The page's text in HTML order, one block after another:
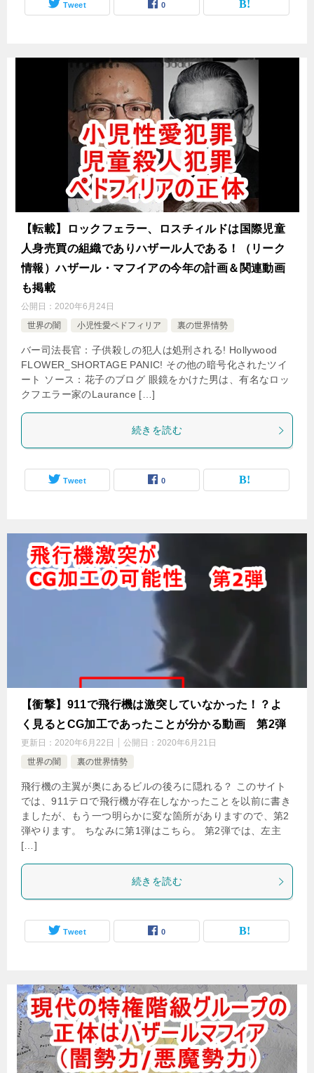
Tweet 0
【転載】ロックフェラー、ロスチィルドは国際児童
人身売買の組織でありハザール人である！（リーク
情報）ハザール・マフイアの今年の計画＆関連動画
も掲載
公開日： 2020年6月24日
世界の闇
小児性愛ペドフィリア 裏の世界情勢
バー司法長官：子供殺しの犯人は処刑される! Hollywood
FLOWER_SHORTAGE PANIC! その他の暗号化されたツイ
ート ソース：花子のブログ 眼鏡をかけた男は、有名なロッ
クフエラー家のLaurance […]
続きを読む
Tweet 0
【衝撃】911で飛行機は激突していなかった！？よ
く見るとCG加工であったことが分かる動画 第2弾
更新日： 2020年6月22日 公開日： 2020年6月21日
世界の闇
裏の世界情勢
飛行機の主翼が奥にあるビルの後ろに隠れる？ このサイト
では、911テロで飛行機が存在しなかったことを以前に書き
ましたが、もう一つ明らかに変な箇所がありますので、第2
弾やります。 ちなみに第1弾はこちら。 第2弾では、左主
[…]
続きを読む
Tweet 0